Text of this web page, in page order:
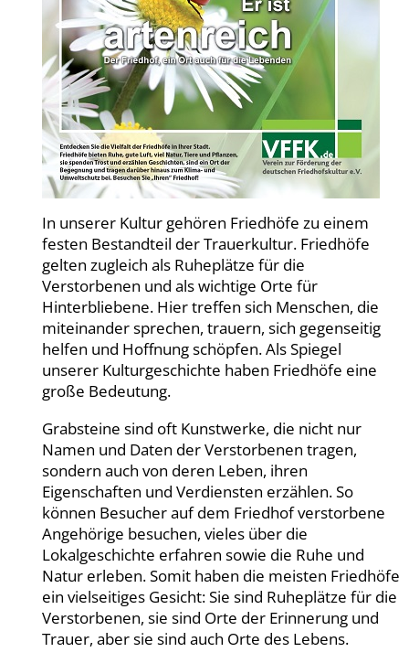
In unserer Kultur gehören Friedhöfe zu einem
festen Bestandteil der Trauerkultur. Friedhöfe
gelten zugleich als Ruheplätze für die
Verstorbenen und als wichtige Orte für
Hinterbliebene. Hier treffen sich Menschen, die
miteinander sprechen, trauern, sich gegenseitig
helfen und Hoffnung schöpfen. Als Spiegel
unserer Kulturgeschichte haben Friedhöfe eine
große Bedeutung.
Grabsteine sind oft Kunstwerke, die nicht nur
Namen und Daten der Verstorbenen tragen,
sondern auch von deren Leben, ihren
Eigenschaften und Verdiensten erzählen. So
können Besucher auf dem Friedhof verstorbene
Angehörige besuchen, vieles über die
Lokalgeschichte erfahren sowie die Ruhe und
Natur erleben. Somit haben die meisten Friedhöfe
ein vielseitiges Gesicht: Sie sind Ruheplätze für die
Verstorbenen, sie sind Orte der Erinnerung und
Trauer, aber sie sind auch Orte des Lebens.